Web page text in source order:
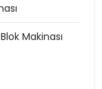
Makinası